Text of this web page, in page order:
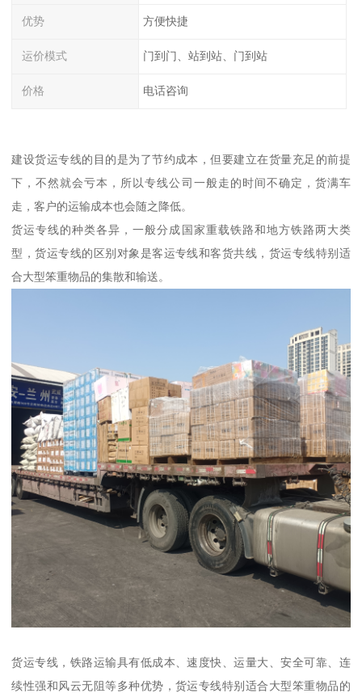
优势 方便快捷
运价模式 门到门、站到站、门到站
价格 电话咨询
建设货运专线的目的是为了节约成本，但要建立在货量充足的前提
下，不然就会亏本，所以专线公司一般走的时间不确定，货满车
走，客户的运输成本也会随之降低。
货运专线的种类各异，一般分成国家重载铁路和地方铁路两大类
型，货运专线的区别对象是客运专线和客货共线，货运专线特别适
合大型笨重物品的集散和输送。
货运专线，铁路运输具有低成本、速度快、运量大、安全可靠、连
续性强和风云无阻等多种优势，货运专线特别适合大型笨重物品的